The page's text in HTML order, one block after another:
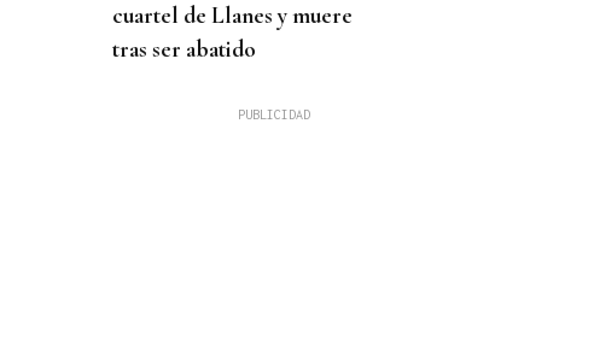
cuartel de Llanes y muere
tras ser abatido